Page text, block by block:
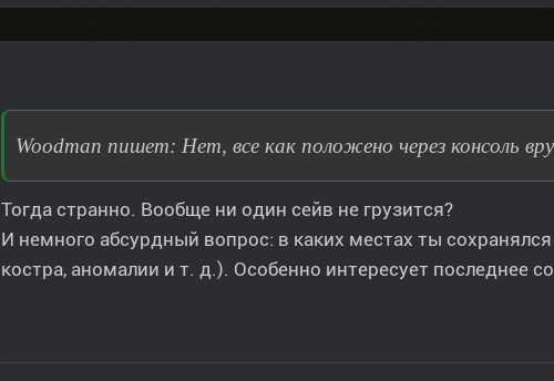
Woodman пишет: Нет, все как положено через консоль
Тогда странно. Вообще ни один сейв не грузится?
И немного абсурдный вопрос: в каких местах ты
костра, аномалии и т. д.). Особенно интересует последнее